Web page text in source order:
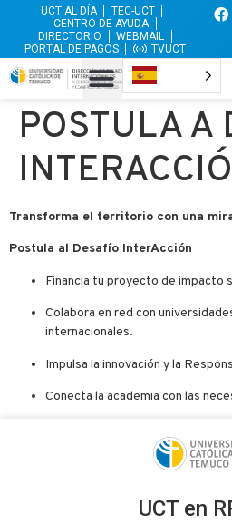
UCT AL DÍA
TEC-UCT
CENTRO DE AYUDA
DIRECTORIO
WEBMAIL
PORTAL DE PAGOS
TVUCT
POSTULA A
Transforma el territorio con una
Postula al Desafío InterAcción
Financia tu proyecto de impacto
Colabora en red con
internacionales.
Impulsa la innovación y la
Conecta la academia con las
UCT en